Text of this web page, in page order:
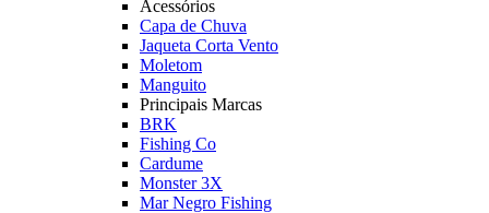
Acessórios
Capa de Chuva
Jaqueta Corta Vento
Moletom
Manguito
Principais Marcas
BRK
Fishing Co
Cardume
Monster 3X
Mar Negro Fishing